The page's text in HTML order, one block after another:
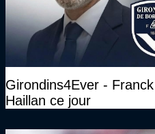
Girondins4Ever -
Haillan ce jour